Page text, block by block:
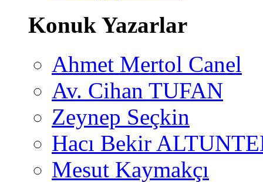
Konuk Yazarlar
Ahmet Mertol Canel
Av. Cihan TUFAN
Zeynep Seçkin
Hacı Bekir
Mesut Kaymakçı